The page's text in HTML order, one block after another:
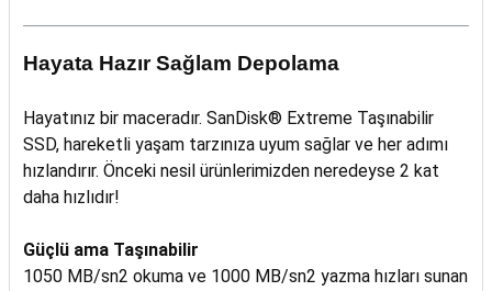
Hayata Hazır Sağlam Depolama
Hayatınız bir maceradır. SanDisk® Extreme Taşınabilir
SSD, hareketli yaşam tarzınıza uyum sağlar ve her adımı
hızlandırır. Önceki nesil ürünlerimizden neredeyse 2 kat
daha hızlıdır!
Güçlü ama Taşınabilir
1050 MB/sn2 okuma ve 1000 MB/sn2 yazma hızları sunan